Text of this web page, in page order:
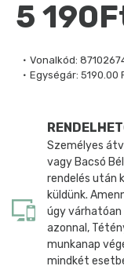
Vonalkód:
Egységár: 5190.00
5
Személyes
vagy Bacsó
rendelés után
küldünk.
úgy
azonnal,
munkanap
mindkét